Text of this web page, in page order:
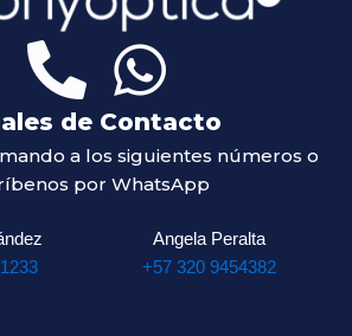
de Contacto
a los siguientes números o
por WhatsApp
Angela Peralta
+57 320 9454382